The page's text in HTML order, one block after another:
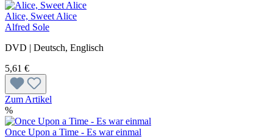
Alice, Sweet Alice
Alfred Sole
DVD | Deutsch, Englisch
5,61 €
Zum Artikel
%
Once Upon a Time - Es war einmal